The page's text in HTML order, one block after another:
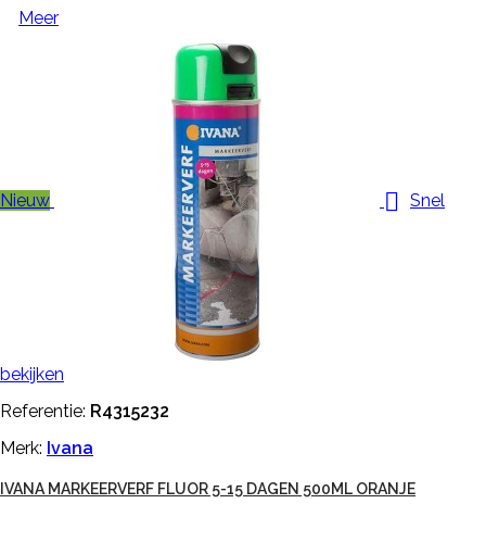
Meer
Nieuw  Snel
bekijken
Referentie: R4315232
Merk: Ivana
IVANA MARKEERVERF FLUOR 5-15 DAGEN 500ML ORANJE